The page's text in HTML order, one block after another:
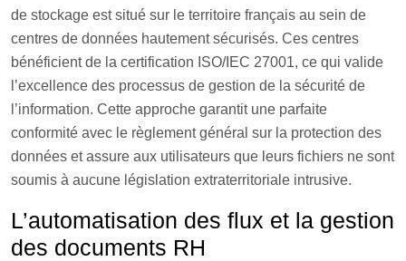
de stockage est situé sur le territoire français au sein de
centres de données hautement sécurisés. Ces centres
bénéficient de la certification ISO/IEC 27001, ce qui valide
l’excellence des processus de gestion de la sécurité de
l’information. Cette approche garantit une parfaite
conformité avec le règlement général sur la protection des
données et assure aux utilisateurs que leurs fichiers ne sont
soumis à aucune législation extraterritoriale intrusive.
L’automatisation des flux et la gestion
des documents RH